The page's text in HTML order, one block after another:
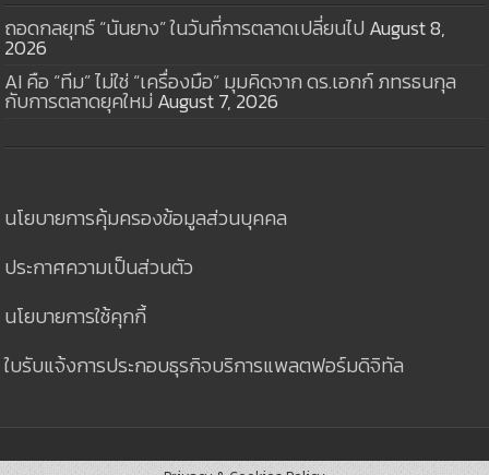
ถอดกลยุทธ์ “นันยาง” ในวันที่การตลาดเปลี่ยนไป August 8,
2026
AI คือ “ทีม” ไม่ใช่ “เครื่องมือ” มุมคิดจาก ดร.เอกก์ ภทรธนกุล
กับการตลาดยุคใหม่ August 7, 2026
นโยบายการคุ้มครองข้อมูลส่วนบุคคล
ประกาศความเป็นส่วนตัว
นโยบายการใช้คุกกี้
ใบรับแจ้งการประกอบธุรกิจบริการแพลตฟอร์มดิจิทัล